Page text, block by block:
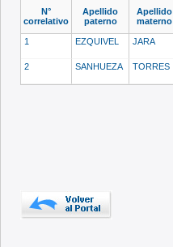
N°
correlativo
Apellido
paterno
Apellido
materno
1 EZQUIVEL JARA
2 SANHUEZA TORRES